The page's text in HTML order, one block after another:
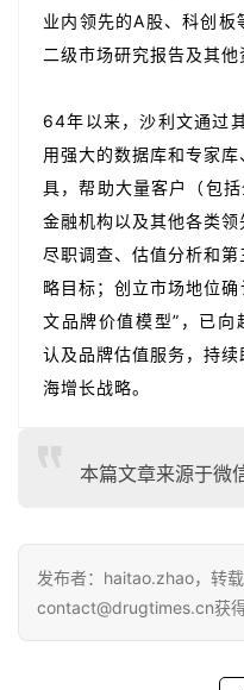
业内领先的A股、科创板
二级市场研究报告及其他
64年以来，沙利文通过
用强大的数据库和专家
具，帮助大量客户（包
金融机构以及其他各类
尽职调查、估值分析和
略目标；创立市场地位
文品牌价值模型”，已
认及品牌估值服务，持
海增长战略。
本篇文章来源于微
发布者：haitao.zhao，转
contact@drugtimes.cn获